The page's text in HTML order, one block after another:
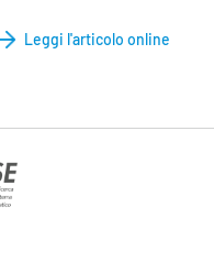
Leggi l'articolo online